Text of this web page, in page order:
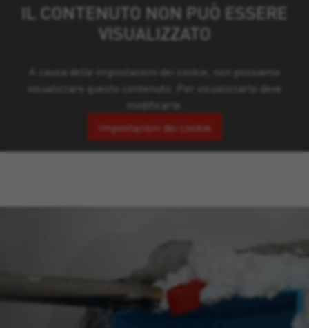
IL CONTENUTO NON PUÒ ESSERE
VISUALIZZATO
A causa delle impostazioni dei cookie, non possiamo
visualizzare questo contenuto. Per visualizzarlo deve
modificarle.
Impostazioni dei cookie